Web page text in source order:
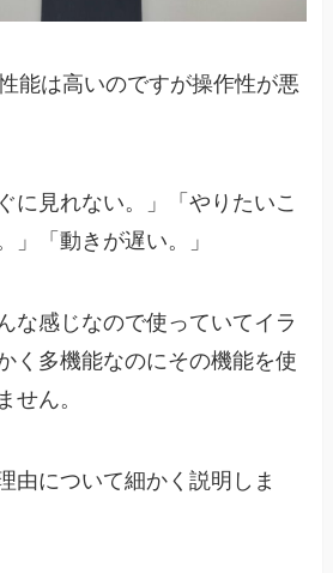
能は高いのですが操作性が悪
に見れない。」「やりたいこ
」「動きが遅い。」
な感じなので使っていてイラ
く多機能なのにその機能を使
せん。
由について細かく説明しま